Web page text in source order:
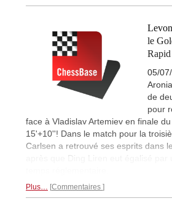
le
Rapid
05/
de
pour
face à Vladislav Artemiev en finale
15'+10''! Dans le match pour la
Carlsen a retrouvé ses esprits dans
après que Ding Liren eut égalisé par
Plus… Commentaires